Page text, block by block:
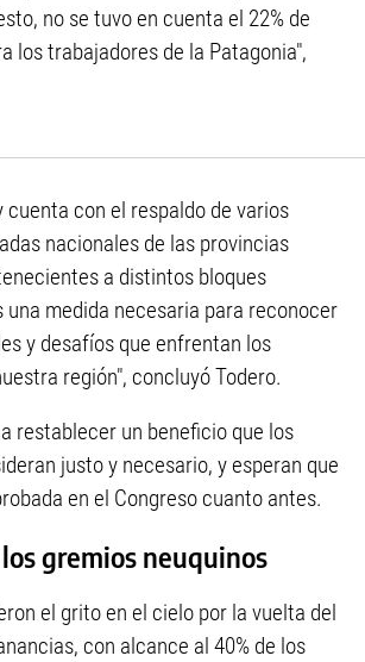
no se tuvo en cuenta el 22% de
los trabajadores de la Patagonia",
cuenta con el respaldo de varios
nacionales de las provincias
a distintos bloques
una medida necesaria para reconocer
y desafíos que enfrentan los
región", concluyó Todero.
restablecer un beneficio que los
justo y necesario, y esperan que
en el Congreso cuanto antes.
gremios neuquinos
el grito en el cielo por la vuelta del
con alcance al 40% de los